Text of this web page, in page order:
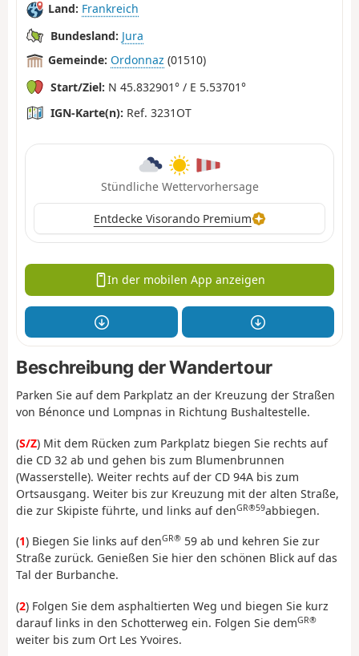
Land: Frankreich
Bundesland: Jura
Gemeinde: Ordonnaz (01510)
Start/Ziel: N 45.832901° / E 5.53701°
IGN-Karte(n): Ref. 3231OT
Stündliche Wettervorhersage
Entdecke Visorando Premium
In der mobilen App anzeigen
Beschreibung der Wandertour
Parken Sie auf dem Parkplatz an der Kreuzung der Straßen
von Bénonce und Lompnas in Richtung Bushaltestelle.
(S/Z) Mit dem Rücken zum Parkplatz biegen Sie rechts auf
die CD 32 ab und gehen bis zum Blumenbrunnen
(Wasserstelle). Weiter rechts auf der CD 94A bis zum
Ortsausgang. Weiter bis zur Kreuzung mit der alten Straße,
die zur Skipiste führte, und links auf denGR®59abbiegen.
(1) Biegen Sie links auf denGR® 59 ab und kehren Sie zur
Straße zurück. Genießen Sie hier den schönen Blick auf das
Tal der Burbanche.
(2) Folgen Sie dem asphaltierten Weg und biegen Sie kurz
darauf links in den Schotterweg ein. Folgen Sie demGR®
weiter bis zum Ort Les Yvoires.